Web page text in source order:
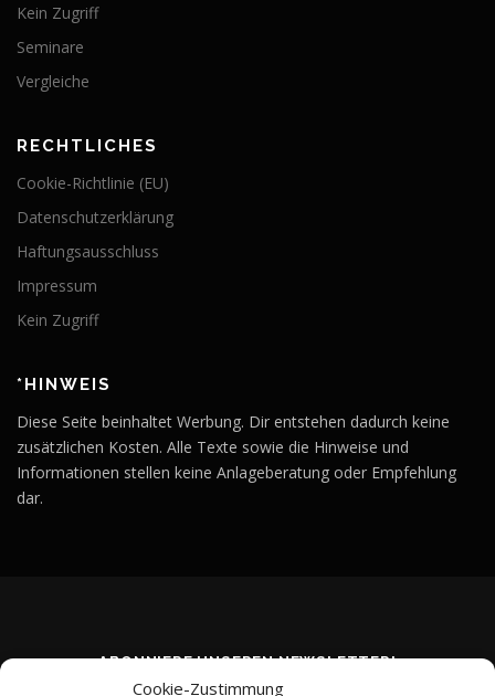
Cookie-Zustimmung
Kein Zugriff
Seminare
Vergleiche
RECHTLICHES
Cookie-Richtlinie (EU)
Datenschutzerklärung
Haftungsausschluss
Impressum
Kein Zugriff
*HINWEIS
Diese Seite beinhaltet Werbung. Dir entstehen dadurch keine
zusätzlichen Kosten. Alle Texte sowie die Hinweise und
Informationen stellen keine Anlageberatung oder Empfehlung
dar.
ABONNIERE UNSEREN NEWSLETTER!